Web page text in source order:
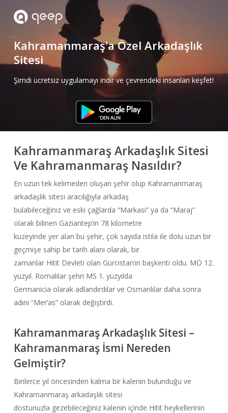
contentKahramanmaraş'a Özel Arkadaşlık
Sitesi
Şimdi ücretsiz uygulamayı indir ve çevrendeki insanları keşfet!
Kahramanmaraş Arkadaşlık Sitesi
Ve Kahramanmaraş Nasıldır?
En uzun tek kelimeden oluşan şehir olup Kahramanmaraş
arkadaşlık sitesi aracılığıyla arkadaş
bulabileceğiniz ve eski çağlarda “Markasi” ya da “Maraj”
olarak bilinen Gaziantep’in 78 kilometre
kuzeyinde yer alan bu şehir, çok sayıda istila ile dolu uzun bir
geçmişe sahip bir tarih alanı olarak, bir
zamanlar Hitit Devleti olan Gürcistan’ın başkenti oldu. MÖ 12.
yüzyıl. Romalılar şehri MS 1. yüzyılda
Germanicia olarak adlandırdılar ve Osmanlılar daha sonra
adını “Mer’as” olarak değiştirdi.
Kahramanmaraş Arkadaşlık Sitesi –
Kahramanmaraş İsmi Nereden
Gelmiştir?
Binlerce yıl öncesinden kalma bir kalenin bulunduğu ve
Kahramanmaraş arkadaşlık sitesi
dostunuzla gezebileceğiniz kalenin içinde Hitit heykellerinin